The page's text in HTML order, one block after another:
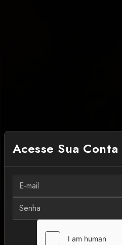
MAIS RECENTE
Acesse Sua Conta